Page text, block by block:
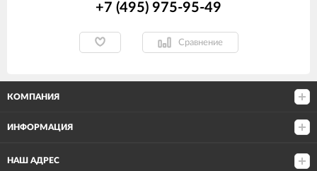
+7 (495) 975-95-49
Сравнение
КОМПАНИЯ
ИНФОРМАЦИЯ
НАШ АДРЕС